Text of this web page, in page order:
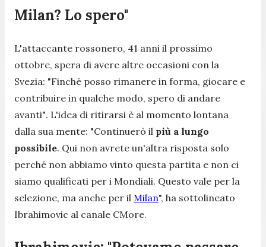
Milan? Lo spero"
L'attaccante rossonero, 41 anni il prossimo
ottobre, spera di avere altre occasioni con la
Svezia: "Finché posso rimanere in forma, giocare e
contribuire in qualche modo, spero di andare
avanti". L'idea di ritirarsi è al momento lontana
dalla sua mente: "Continuerò il più a lungo
possibile. Qui non avrete un'altra risposta solo
perché non abbiamo vinto questa partita e non ci
siamo qualificati per i Mondiali. Questo vale per la
selezione, ma anche per il Milan", ha sottolineato
Ibrahimovic al canale CMore.